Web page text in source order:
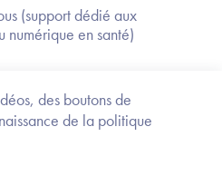
des boutons de
de la politiqueTrouvez
(support dédié aux
numérique en santé)